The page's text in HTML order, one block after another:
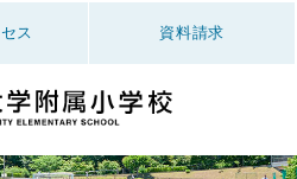
ス 資料請求